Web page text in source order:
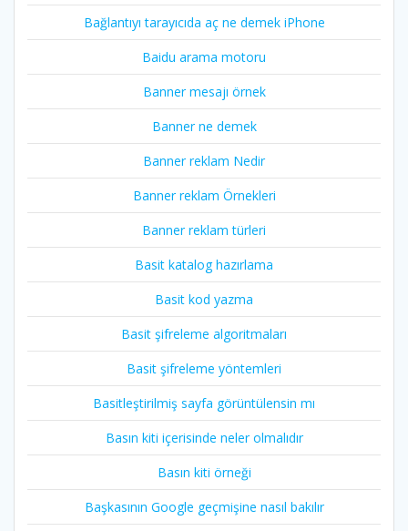
Bağlantıyı tarayıcıda aç ne demek iPhone
Baidu arama motoru
Banner mesajı örnek
Banner ne demek
Banner reklam Nedir
Banner reklam Örnekleri
Banner reklam türleri
Basit katalog hazırlama
Basit kod yazma
Basit şifreleme algoritmaları
Basit şifreleme yöntemleri
Basitleştirilmiş sayfa görüntülensin mı
Basın kiti içerisinde neler olmalıdır
Basın kiti örneği
Başkasının Google geçmişine nasıl bakılır